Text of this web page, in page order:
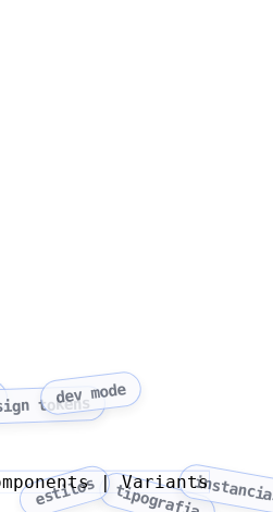
tokens
dev mode
estilos tipografia
| Variants